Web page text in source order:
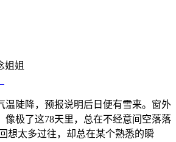
姐姐
温陡降，预报说明后日便有雪来。窗外
像极了这78天里，总在不经意间空落落
想太多过往，却总在某个熟悉的瞬